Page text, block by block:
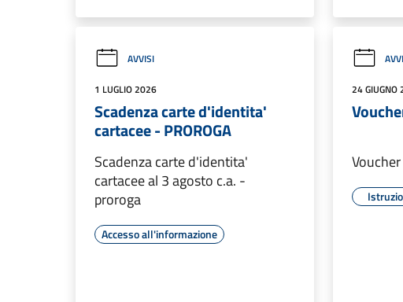
AVVISI
1 LUGLIO 2026
Scadenza carte d'identita'
cartacee - PROROGA
Scadenza carte d'identita'
cartacee al 3 agosto c.a. -
proroga
Accesso all'informazione
24 GIUGNO